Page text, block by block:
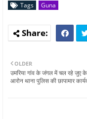
Tags Guna
OLDER
उमरिया गांव के जंगल में चल रहे जुए
आरोन थाना पुलिस की छापामार